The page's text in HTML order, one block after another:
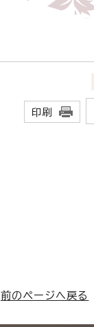
印刷
前のページへ戻る